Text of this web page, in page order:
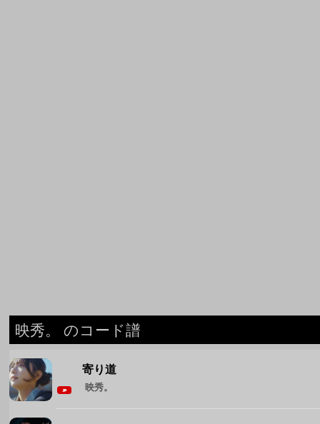
Fly You to the Moon
映秀。
◆ 映秀。 のコード譜をもっと見る ◆